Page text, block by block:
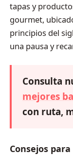
tapas y
gourmet,
principios del
una pausa y
Consulta
mejores
con ruta,
Consejos